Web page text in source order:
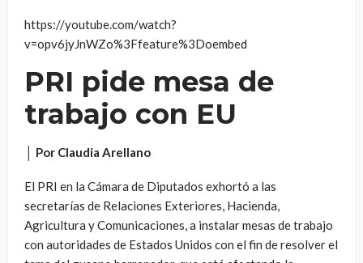
https://youtube.com/watch?
v=opv6jyJnWZo%3Ffeature%3Doembed
PRI pide mesa de
trabajo con EU
│ Por Claudia Arellano
El PRI en la Cámara de Diputados exhortó a las
secretarías de Relaciones Exteriores, Hacienda,
Agricultura y Comunicaciones, a instalar mesas de trabajo
con autoridades de Estados Unidos con el fin de resolver el